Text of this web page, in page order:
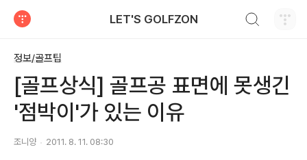
LET'S GOLFZON
정보/골프팁
[골프상식] 골프공 표면에 못생긴
'점박이'가 있는 이유
조니양 2011. 8. 11. 08:30